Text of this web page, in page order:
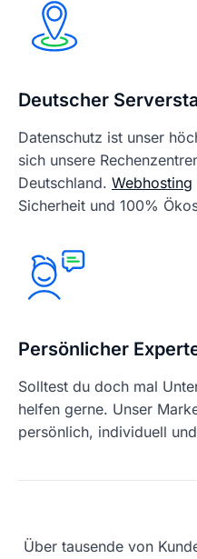
Deutscher
Datenschutz ist unser
sich unsere
Deutschland. Webhosting
Sicherheit und 100%
Persönlicher
Solltest du doch mal
helfen gerne. Unser
persönlich, individuell
Über tausende von